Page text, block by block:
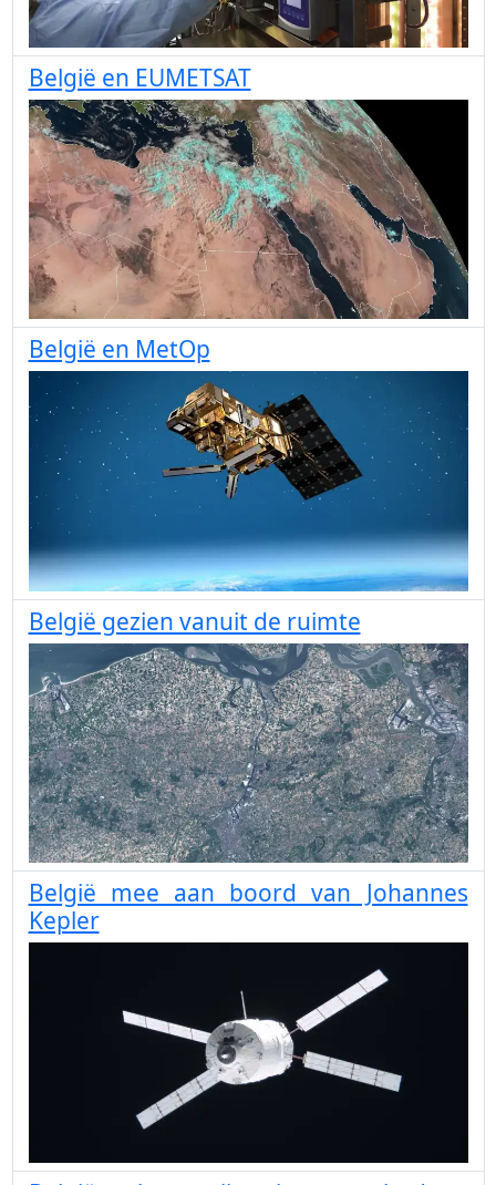
België en EUMETSAT
België en MetOp
België gezien vanuit de ruimte
België mee aan boord van Johannes
Kepler